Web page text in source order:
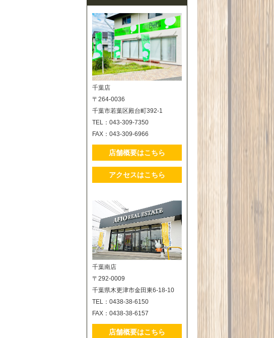
千葉店
〒264-0036
千葉市若葉区殿台町392-1
TEL：043-309-7350
FAX：043-309-6966
店舗概要はこちら
アクセスはこちら
千葉南店
〒292-0009
千葉県木更津市金田東6-18-10
TEL：0438-38-6150
FAX：0438-38-6157
店舗概要はこちら